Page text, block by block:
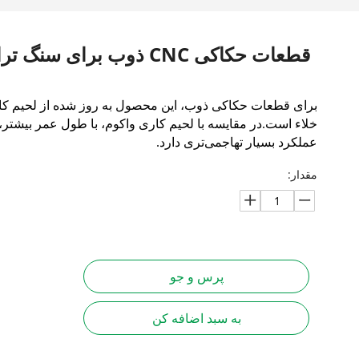
قطعات حکاکی CNC ذوب برای سنگ تراشی
برای قطعات حکاکی ذوب، این محصول به روز شده از لحیم
خلاء است.در مقایسه با لحیم کاری واکوم، با طول عمر
عملکرد بسیار تهاجمی‌تری دارد.
مقدار:
پرس و جو
به سبد اضافه کن